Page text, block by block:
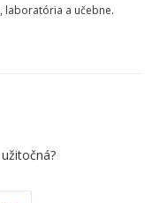
laboratória a učebne.